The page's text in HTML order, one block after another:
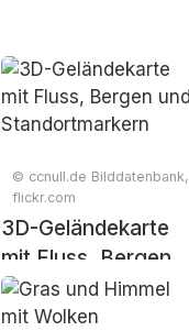
© ccnull.de Bilddatenbank,
flickr.com
3D-Geländekarte
mit Fluss, Bergen
und
Standortmarkern